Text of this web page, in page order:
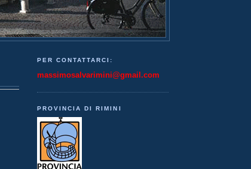
PER CONTATTARCI:
massimosalvarimini@gmail.com
PROVINCIA DI RIMINI